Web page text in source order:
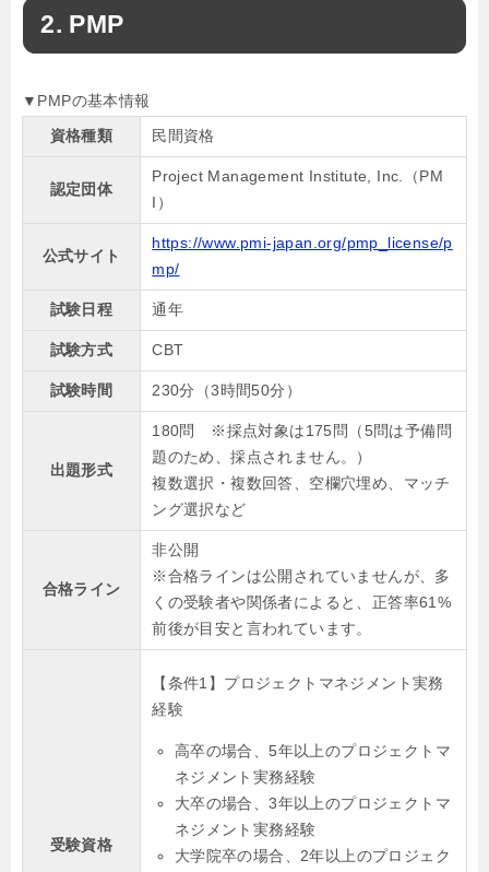
PMP
▼PMPの基本情報
資格種類 民間資格
認定団体
Project Management Institute, Inc.（PM
I）
公式サイト
https://www.pmi-japan.org/pmp_license/p
mp/
試験日程 通年
試験方式 CBT
試験時間 230分（3時間50分）
出題形式
180問 ※採点対象は175問（5問は予備問
題のため、採点されません。）
複数選択・複数回答、空欄穴埋め、マッチ
ング選択など
合格ライン
非公開
※合格ラインは公開されていませんが、多
くの受験者や関係者によると、正答率61%
前後が目安と言われています。
受験資格
【条件1】プロジェクトマネジメント実務
経験
高卒の場合、5年以上のプロジェクトマ
ネジメント実務経験
大卒の場合、3年以上のプロジェクトマ
ネジメント実務経験
大学院卒の場合、2年以上のプロジェク